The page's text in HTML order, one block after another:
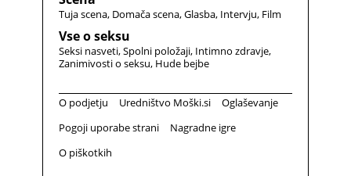
Tuja scena Domača scena Glasba Intervju Film
Vse o seksu
Seksi nasveti Spolni položaji Intimno zdravje
Zanimivosti o seksu Hude bejbe
O podjetju Uredništvo Moški.si
Oglaševanje
Pogoji uporabe strani
Nagradne igre
O piškotkih